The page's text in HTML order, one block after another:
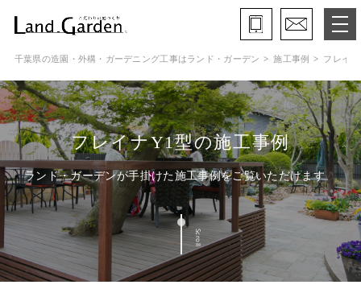
ランド・ガーデンとは
モデルガーデン
施工事例
保証と約束・ご理解いただきたい事
施工の流れ
よくある質問
千葉県の造園・外構・ガーデニング工事はランド・ガーデン 施工事例 フレイ
フレイナY1型の施工事例
ランド・ガーデンが手掛けた施工事例をご覧いただけます
Scroll